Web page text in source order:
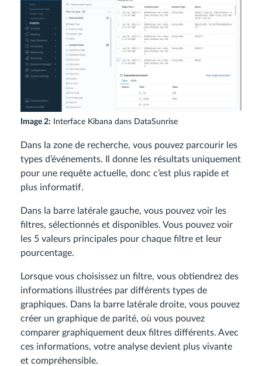
Image 2: Interface Kibana dans DataSunrise
Dans la zone de recherche, vous pouvez parcourir les
types d’événements. Il donne les résultats uniquement
pour une requête actuelle, donc c’est plus rapide et
plus informatif.
Dans la barre latérale gauche, vous pouvez voir les
filtres, sélectionnés et disponibles. Vous pouvez voir
les 5 valeurs principales pour chaque filtre et leur
pourcentage.
Lorsque vous choisissez un filtre, vous obtiendrez des
informations illustrées par différents types de
graphiques. Dans la barre latérale droite, vous pouvez
créer un graphique de parité, où vous pouvez
comparer graphiquement deux filtres différents. Avec
ces informations, votre analyse devient plus vivante
et compréhensible.